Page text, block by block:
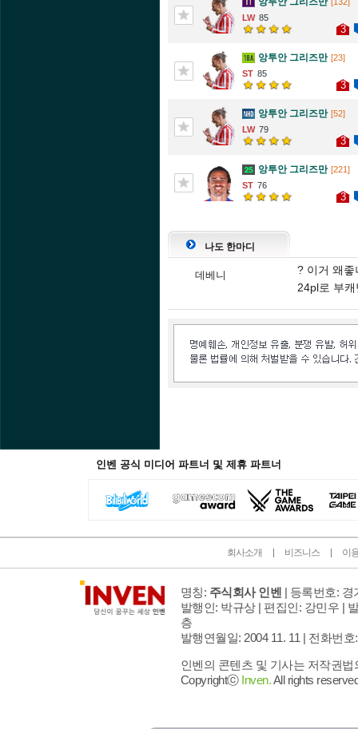
85
3
앙투안 그리즈만 [23]
85
3
앙투안 그리즈만 [52]
79
3
앙투안 그리즈만 [221]
76
3
나도 한마디
데베니
? 이거 왜좋
24pl로 부
인벤 공식 미디어 파트너 및 제휴 파트너
회사소개 비즈니스 이
명칭: 주식회사 인벤 | 등록번호: 경
발행인: 박규상 | 편집인: 강민우 |
층
발행연월일: 2004 11. 11 | 전화번호
인벤의 콘텐츠 및 기사는 저작권
Copyrightⓒ Inven.All rights